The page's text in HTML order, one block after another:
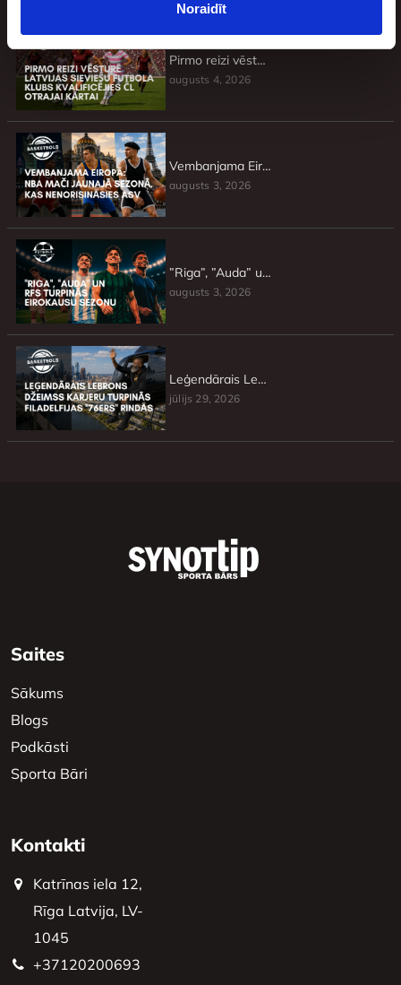
Noraidīt
Pirmo reizi vēsturē Latvijas sieviešu futbola klubs kvalificējies ČL otrajai kārtai
augusts 4, 2026
Vembanjama Eiropā: NBA mači jaunajā sezonā, kas nenorisināsies ASV
augusts 3, 2026
”Riga”, ”Auda” un RFS turpinās Eirokausu sezonu
augusts 3, 2026
Leģendārais Lebrons Džeimss karjeru turpinās Filadelfijas ”76ers” rindās
jūlijs 29, 2026
Saites
Sākums
Blogs
Podkāsti
Sporta Bāri
Kontakti
Katrīnas iela 12,
Rīga Latvija, LV-
1045
+37120200693